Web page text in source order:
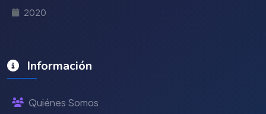
2020
Información
Quiénes Somos